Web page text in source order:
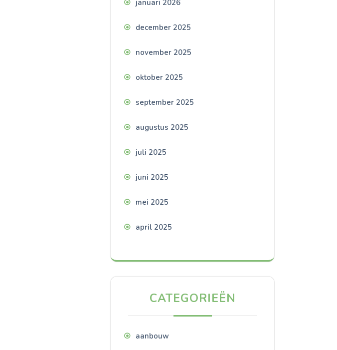
januari 2026
december 2025
november 2025
oktober 2025
september 2025
augustus 2025
juli 2025
juni 2025
mei 2025
april 2025
CATEGORIEËN
aanbouw